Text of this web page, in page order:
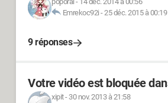
Emrekoc92i -25 déc. 2015 à 00:19
9 réponses
Votre vidéo est bloquée
xipit- 30 nov. 2013 à 21:58